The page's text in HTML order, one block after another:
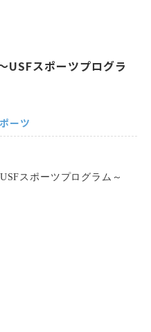
スポーツプログラ
ーツ